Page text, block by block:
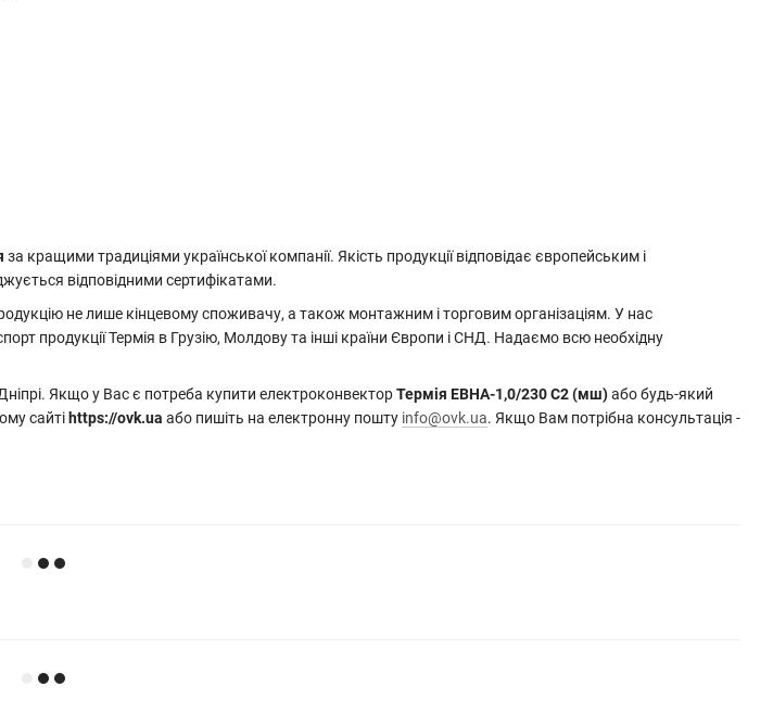
за кращими традиціями української компанії. Якість продукції відповідає європейським і
відповідними сертифікатами.
не лише кінцевому споживачу, а також монтажним і торговим організаціям. У нас
продукції Термія в Грузію, Молдову та інші країни Європи і СНД. Надаємо всю необхідну
Якщо у Вас є потреба купити електроконвекторТермія ЕВНА-1,0/230 С2 (мш)або будь-який
сайті https://ovk.ua або пишіть на електронну пошту info@ovk.ua. Якщо Вам потрібна консультація -